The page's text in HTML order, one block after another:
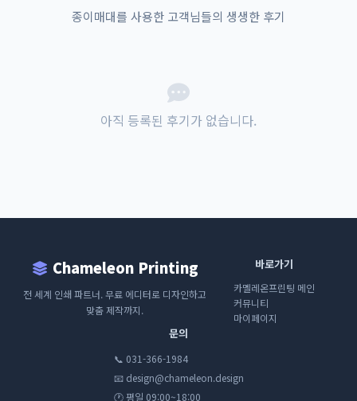
종이매대를 사용한 고객님들의 생생한 후기
아직 등록된 후기가 없습니다.
Chameleon Printing
전 세계 인쇄 파트너. 무료 에디터로 디자인하고
맞춤 제작까지.
바로가기
카멜레온프린팅 메인
커뮤니티
마이페이지
문의
📞 031-366-1984
📧 design@chameleon.design
🕐 평일 09:00~18:00